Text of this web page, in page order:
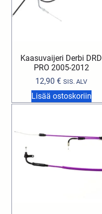
Kaasuvaijeri Derbi DRD
PRO 2005-2012
12,90€ SIS. ALV
Lisää ostoskoriin